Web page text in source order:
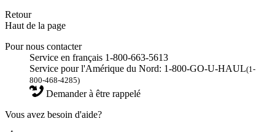
Retour
Haut de la page
Pour nous contacter
Service en français 1-800-663-5613
Service pour l'Amérique du Nord: 1-800-GO-U-HAUL(1-
800-468-4285)
Demander à être rappelé
Vous avez besoin d'aide?